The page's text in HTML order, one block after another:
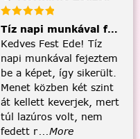
Tíz napi munkával
Kedves Fest Ede! Tíz
napi munkával fejeztem
be a képet, így sikerült.
Menet közben két szint
át kellett keverjek, mert
túl lazúros volt, nem
fedett r...More